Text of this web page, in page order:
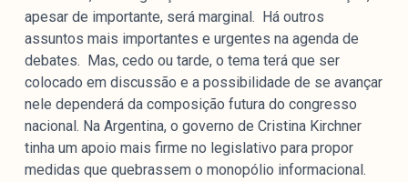
apesar de importante, será marginal. Há outros
assuntos mais importantes e urgentes na agenda de
debates. Mas, cedo ou tarde, o tema terá que ser
colocado em discussão e a possibilidade de se avançar
nele dependerá da composição futura do congresso
nacional. Na Argentina, o governo de Cristina Kirchner
tinha um apoio mais firme no legislativo para propor
medidas que quebrassem o monopólio informacional.